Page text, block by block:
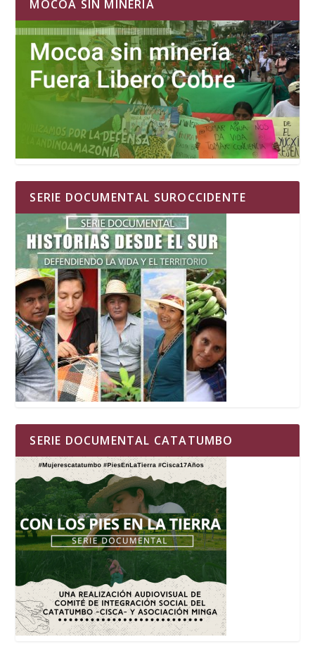
MOCOA SIN MINERIA
SERIE DOCUMENTAL SUROCCIDENTE
SERIE DOCUMENTAL CATATUMBO